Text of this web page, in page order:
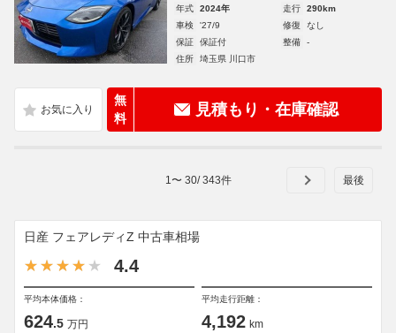
年式 2024年 走行
290km
車検
'27/9 修復
なし
保証
保証付 整備
-
住所
埼玉県 川口市
無
料
見積もり・在庫確認
1 〜 30/343件
日産 フェアレディZ 中古車相場
4.4
平均本体価格：
624.5 万円
平均走行距離：
4,192 km